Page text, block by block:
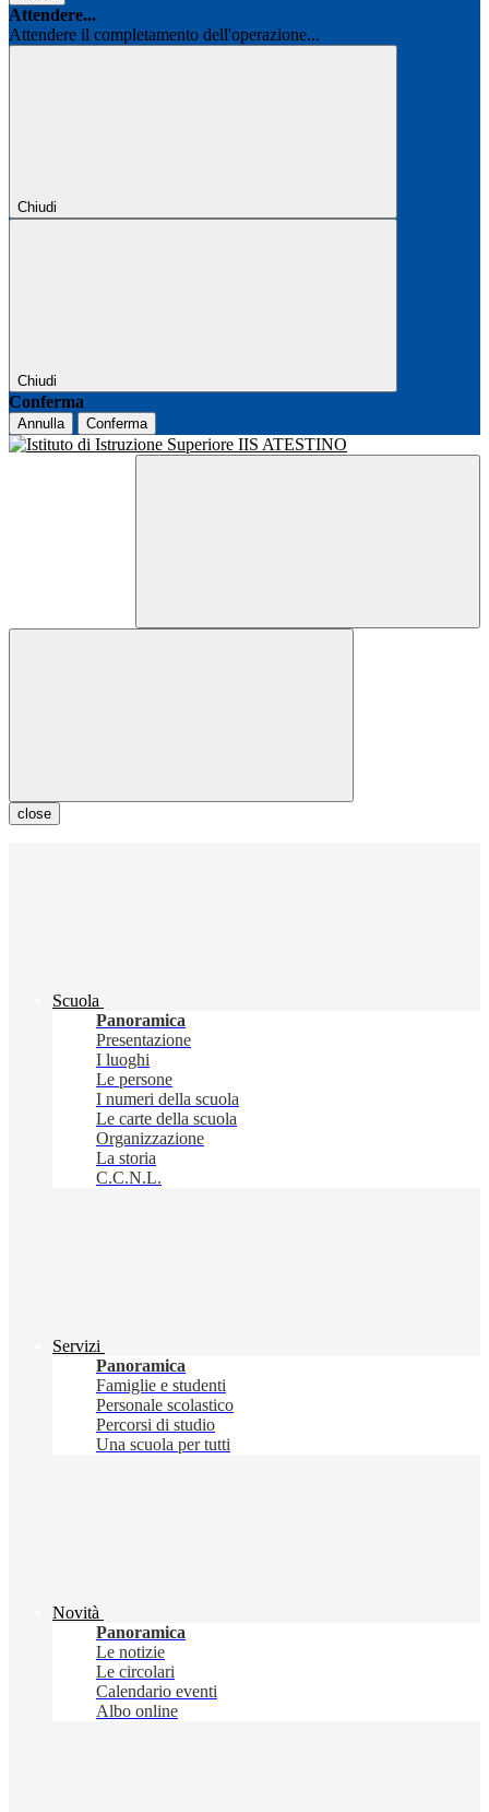
Attendere...
Attendere il completamento dell'operazione...
Chiudi
Chiudi
Conferma
Annulla Conferma
close
Scuola
Panoramica
Presentazione
I luoghi
Le persone
I numeri della scuola
Le carte della scuola
Organizzazione
La storia
C.C.N.L.
Servizi
Panoramica
Famiglie e studenti
Personale scolastico
Percorsi di studio
Una scuola per tutti
Novità
Panoramica
Le notizie
Le circolari
Calendario eventi
Albo online